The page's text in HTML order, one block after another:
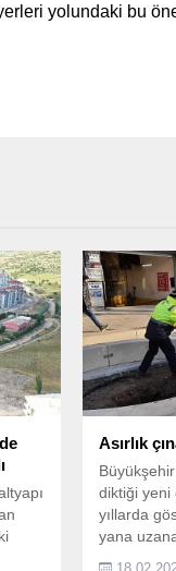
yolundaki bu
Asırlık
diktiği yeni
yıllarda
yana